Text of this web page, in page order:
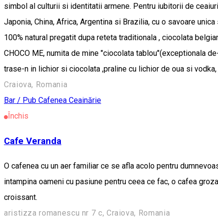
simbol al culturii si identitatii armene. Pentru iubitorii de
Japonia, China, Africa, Argentina si Brazilia, cu o savoare
100% natural pregatit dupa reteta traditionala , ciocolata
CHOCO ME, numita de mine "ciocolata tablou"(exceptionala
trase-n in lichior si ciocolata ,praline cu lichior de oua si
Craiova, Romania
Bar / Pub Cafenea Ceainărie
Închis
Cafe Veranda
O cafenea cu un aer familiar ce se afla acolo pentru
intampina oameni cu pasiune pentru ceea ce fac, o cafea
croissant.
aristizza romanescu nr 7 c, Craiova, Romania